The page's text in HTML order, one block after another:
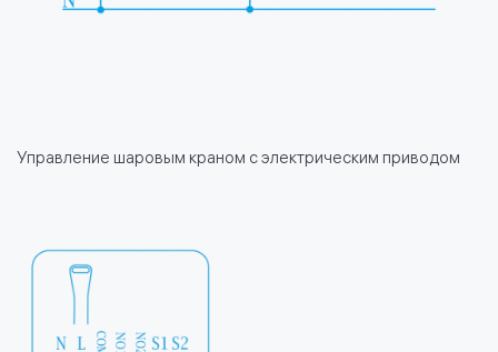
Управление шаровым краном с электрическим приводом